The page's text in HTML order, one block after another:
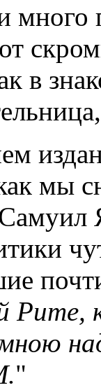
много
в
мы
Рите,
"